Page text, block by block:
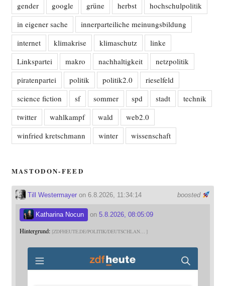
gender
google grüne herbst
hochschulpolitik
in eigener sache
innerparteiliche meinungsbildung
internet
klimakrise klimaschutz
linke
Linkspartei
makro nachhaltigkeit
netzpolitik
piratenpartei
politik politik2.0
rieselfeld
science fiction
sf sommer spd stadt
technik
twitter
wahlkampf wald
web2.0
winfried kretschmann
winter wissenschaft
MASTODON-FEED
boosted
Till Westermayeron 6.8.2026, 11:34:14
Katharina Nocun on 5.8.2026, 08:05:09
Hintergrund: ZDFHEUTE.DE/POLITIK/DEUTSCHLAN